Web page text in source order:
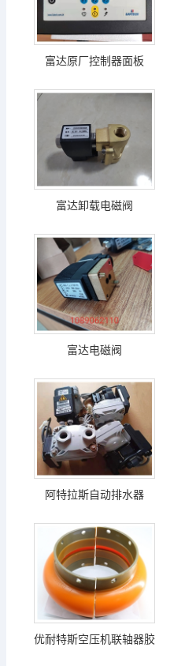
富达原厂控制器面板
富达卸载电磁阀
富达电磁阀
阿特拉斯自动排水器
优耐特斯空压机联轴器胶